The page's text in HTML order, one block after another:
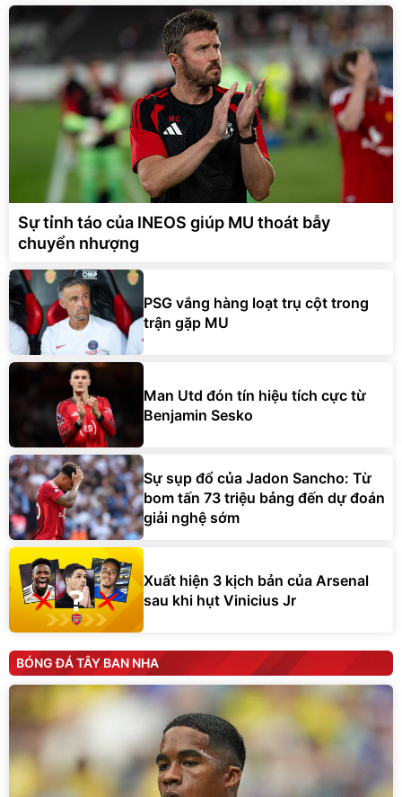
Sự tỉnh táo của INEOS giúp MU thoát bẫy
chuyển nhượng
PSG vắng hàng loạt trụ cột trong
trận gặp MU
Man Utd đón tín hiệu tích cực từ
Benjamin Sesko
Sự sụp đổ của Jadon Sancho: Từ
bom tấn 73 triệu bảng đến dự đoán
giải nghệ sớm
Xuất hiện 3 kịch bản của Arsenal
sau khi hụt Vinicius Jr
BÓNG ĐÁ TÂY BAN NHA